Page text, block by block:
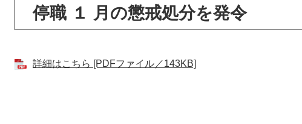
停職 １ 月の懲戒処分を発令
詳細はこちら [PDFファイル／143KB]